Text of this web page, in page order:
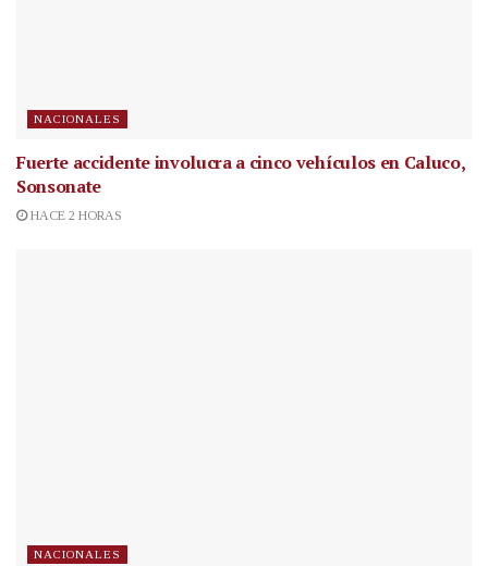
NACIONALES
Fuerte accidente involucra a cinco vehículos en Caluco,
Sonsonate
HACE 2 HORAS
NACIONALES